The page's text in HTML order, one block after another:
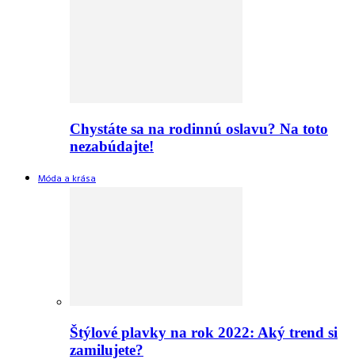
Chystáte sa na rodinnú oslavu? Na toto
nezabúdajte!
Móda a krása
Štýlové plavky na rok 2022: Aký trend si
zamilujete?